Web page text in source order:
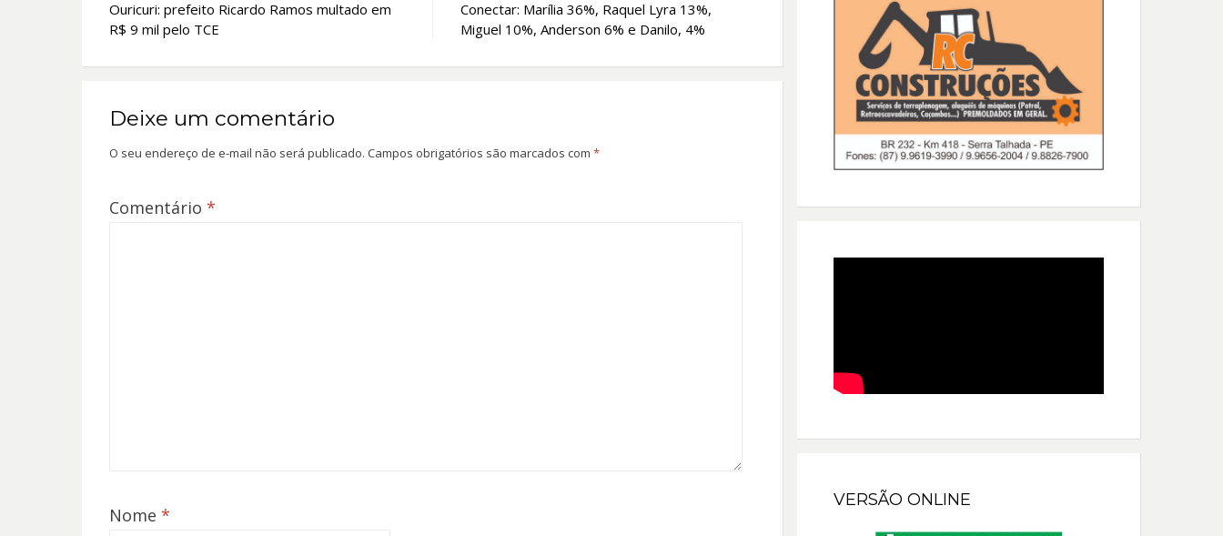
de
Ouricuri: prefeito Ricardo Ramos multado em
R$ 9 mil pelo TCE
Conectar: Marília 36%, Raquel Lyra 13%,
Miguel 10%, Anderson 6% e Danilo, 4%
Deixe um comentário
O seu endereço de e-mail não será publicado. Campos obrigatórios são marcados com *
Comentário *
Nome *
VERSÃO ONLINE